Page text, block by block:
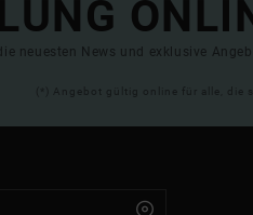
neuesten News und exklusive
(*) Angebot gültig online für alle, die